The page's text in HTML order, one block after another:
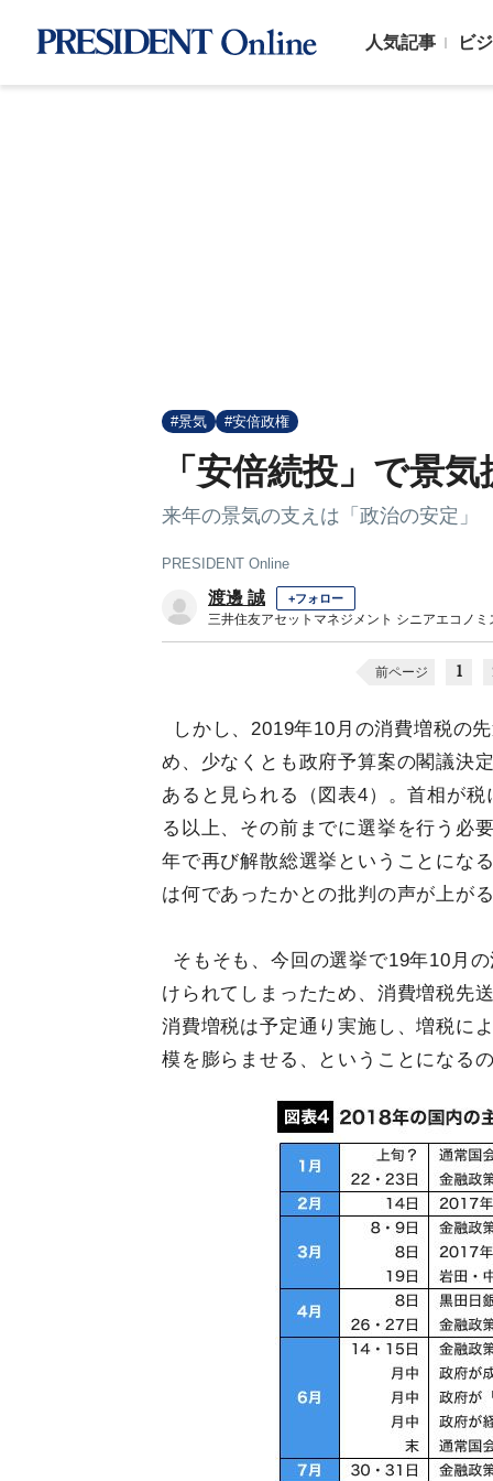
人気記事 ビ
#景気 #安倍政権
「安倍続投」で景
来年の景気の支えは「政治の安定」
PRESIDENT Online
渡邊 誠 +フォロー
三井住友アセットマネジメント シニアエコノミ
前ページ 1
しかし、2019年10月の消費増税の
め、少なくとも政府予算案の閣議決
あると見られる（図表4）。首相が
る以上、その前までに選挙を行う必
年で再び解散総選挙ということにな
は何であったかとの批判の声が上が
そもそも、今回の選挙で19年10月
けられてしまったため、消費増税先
消費増税は予定通り実施し、増税に
模を膨らませる、ということになる